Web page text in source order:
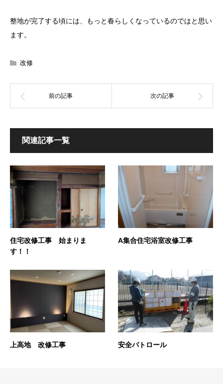
整地が完了する頃には、もっと春らしくなっているのではと思い
ます。
改修
関連記事一覧
住宅改修工事 始まりま
す！！
A集合住宅浴室改修工事
上高地 改修工事 安全パトロール